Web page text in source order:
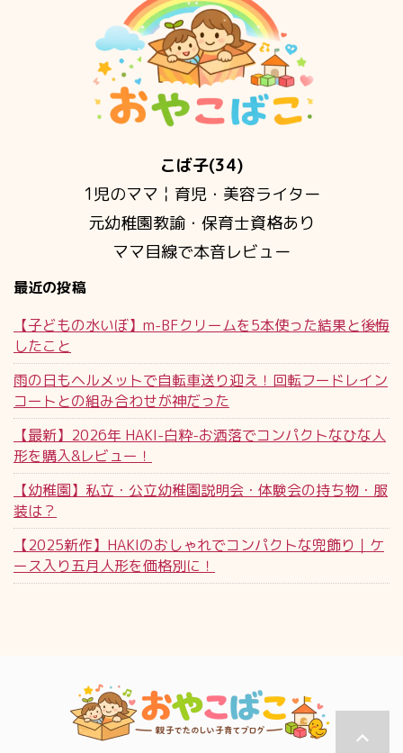
こば子(34)
1児のママ￤育児・美容ライター
元幼稚園教諭・保育士資格あり
ママ目線で本音レビュー
最近の投稿
【子どもの水いぼ】m-BFクリームを5本使った結果と後悔
したこと
雨の日もヘルメットで自転車送り迎え！回転フードレイン
コートとの組み合わせが神だった
【最新】2026年 HAKI-白粋-お洒落でコンパクトなひな人
形を購入&レビュー！
【幼稚園】私立・公立幼稚園説明会・体験会の持ち物・服
装は？
【2025新作】HAKIのおしゃれでコンパクトな兜飾り｜ケ
ース入り五月人形を価格別に！